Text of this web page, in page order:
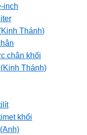
inch
Thánh)
chân khối
Thánh)
khối